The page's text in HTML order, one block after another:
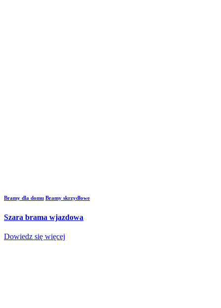
Bramy dla domu Bramy skrzydłowe
Szara brama wjazdowa
Dowiedz się więcej